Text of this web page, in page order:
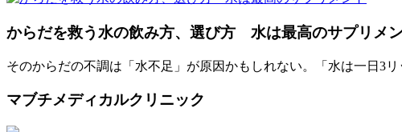
からだを救う水の飲み方、選び方 水は最高のサプリメ
そのからだの不調は「水不足」が原因かもしれない。「水は一日3
マブチメディカルクリニック